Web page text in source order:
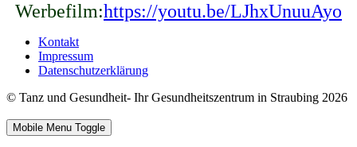
Werbefilm:https://youtu.be/LJhxUnuuAyo
Kontakt
Impressum
Datenschutzerklärung
© Tanz und Gesundheit- Ihr Gesundheitszentrum in Straubing 2026
Mobile Menu Toggle